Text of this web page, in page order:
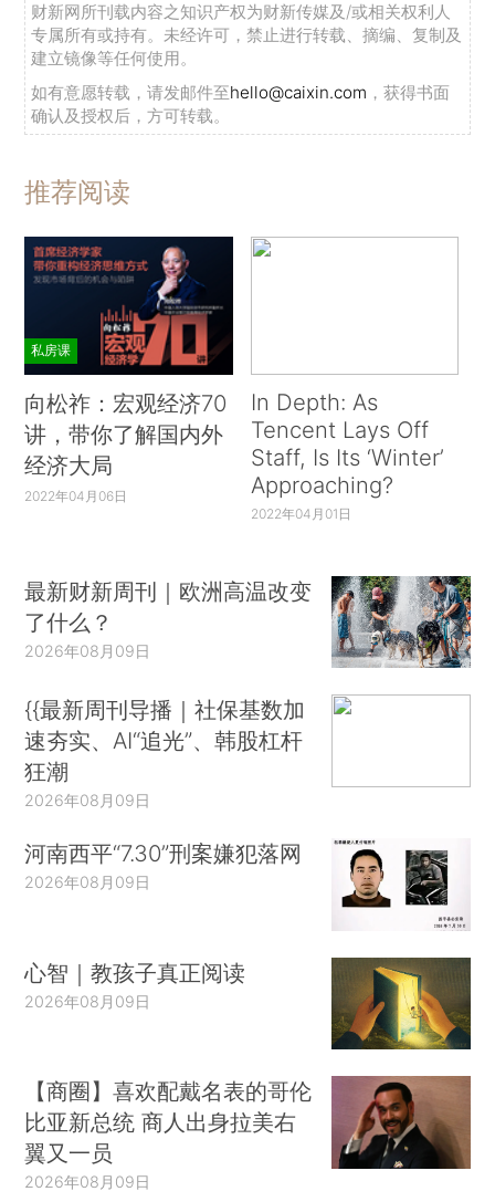
财新网所刊载内容之知识产权为财新传媒及/或相关权利人
专属所有或持有。未经许可，禁止进行转载、摘编、复制及
建立镜像等任何使用。
如有意愿转载，请发邮件至hello@caixin.com ，获得书面
确认及授权后，方可转载。
推荐阅读
私房课
向松祚：宏观经济70
讲，带你了解国内外
经济大局
2022年04月06日
In Depth: As
Tencent Lays Off
Staff, Is Its ‘Winter’
Approaching?
2022年04月01日
最新财新周刊｜欧洲高温改变
了什么？
2026年08月09日
{{最新周刊导播｜社保基数加
速夯实、AI“追光”、韩股杠杆
狂潮
2026年08月09日
河南西平“7.30”刑案嫌犯落网
2026年08月09日
心智｜教孩子真正阅读
2026年08月09日
【商圈】喜欢配戴名表的哥伦
比亚新总统 商人出身拉美右
翼又一员
2026年08月09日